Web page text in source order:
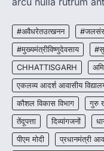
3
4
#अवैधरेतउत्खनन
#मुख्यमंत्रीविष्णुदेवसाय
CHHATTISGARH
एकलव्य आदर्श आवासीय
कौशल विकास विभाग
गुरु
तेंदूपत्ता
दिव्यांगजनों
पीएम मोदी
प्रधानमंत्री